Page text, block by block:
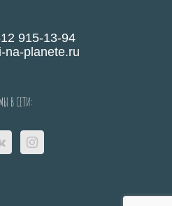
915-13-94
na-planete.ru
МЫ В СЕТИ: